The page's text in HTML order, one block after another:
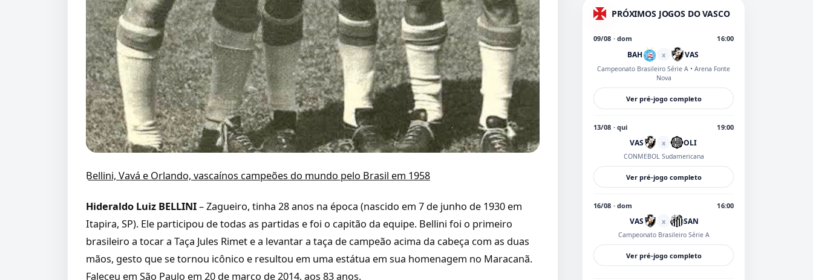
Bellini, Vavá e Orlando, vascaínos campeões do mundo pelo Brasil em 1958
Hideraldo Luiz BELLINI– Zagueiro, tinha 28 anos na época (nascido em 7 de junho de 1930 em
Itapira, SP). Ele participou de todas as partidas e foi o capitão da equipe. Bellini foi o primeiro
brasileiro a tocar a Taça Jules Rimet e a levantar a taça de campeão acima da cabeça com as duas
mãos, gesto que se tornou icônico e resultou em uma estátua em sua homenagem no Maracanã.
Faleceu em São Paulo em 20 de março de 2014, aos 83 anos.
PRÓXIMOS JOGOS DO VASCO
09/08 · dom 16:00
BAH x VAS
Campeonato Brasileiro Série A • Arena Fonte
Nova
Ver pré-jogo completo
13/08 · qui 19:00
VAS x OLI
CONMEBOL Sudamericana
Ver pré-jogo completo
16/08 · dom 16:00
VAS x SAN
Campeonato Brasileiro Série A
Ver pré-jogo completo